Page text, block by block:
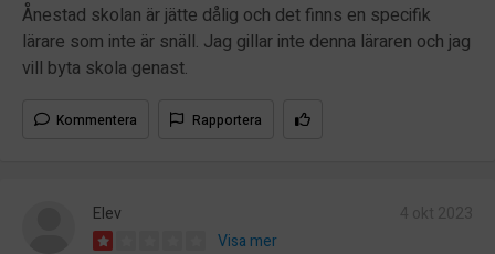
Ånestad skolan är jätte dålig och det finns en specifik
lärare som inte är snäll. Jag gillar inte denna läraren och jag
vill byta skola genast.
Kommentera Rapportera
Elev
Visa mer